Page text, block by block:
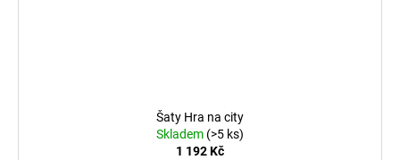
Šaty Hra na city
Skladem (>5 ks)
1 192 Kč